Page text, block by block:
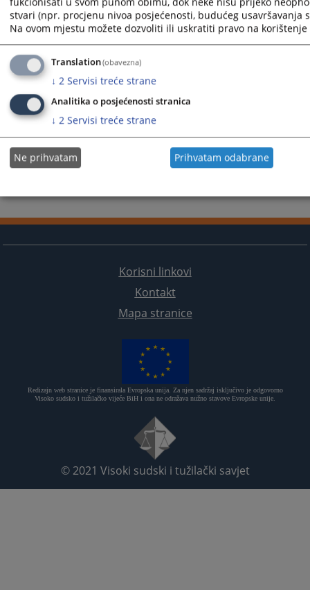
471PREGLEDA
Korisni linkovi
Kontakt
Mapa stranice
Redizajn web stranice je finansirala Evropska unija. Za njen sadržaj isključivo je odgovorno
Visoko sudsko i tužilačko vijeće BiH i ona ne odražava nužno stavove Evropske unije.
© 2021 Visoki sudski i tužilački savjet
stvari (npr. procjenu nivoa posjećenosti, budućeg usavršavanja
Na ovom mjestu možete dozvoliti ili uskratiti pravo na
Translation(obavezna)
↓ 2 Servisi treće strane
Analitika o posjećenosti stranica
↓ 2 Servisi treće strane
Ne prihvatam Prihvatam odabrane